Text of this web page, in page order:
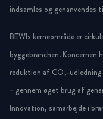
indsamles og genanvendes
BEWIs kerneområde er
byggebranchen.
reduktion af CO₂-
– gennem øget brug af
Innovation, samarbejde i